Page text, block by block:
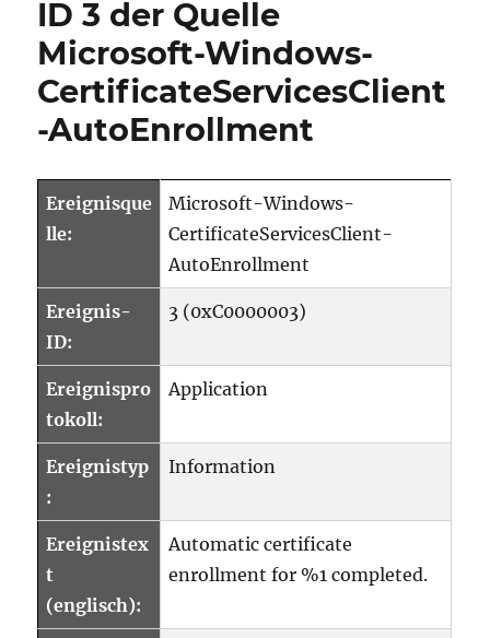
Microsoft-
ID 3 der Quelle
Microsoft-Windows-
CertificateServicesClient
-AutoEnrollment
Ereignisque
lle:
Microsoft-Windows-
CertificateServicesClient-
AutoEnrollment
Ereignis-
ID:
3 (0xC0000003)
Ereignispro
tokoll:
Application
Ereignistyp
:
Information
Ereignistex
t
(englisch):
Automatic certificate
enrollment for %1 completed.